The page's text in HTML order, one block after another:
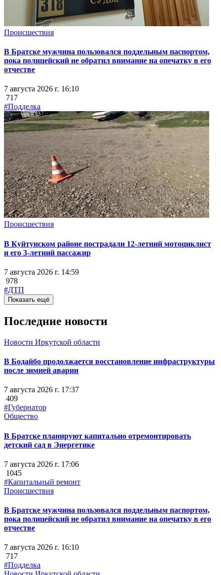
Происшествия
В Братске мужчина пользовался поддельным паспортом,
пока полицейский не обратил внимание на опечатку в его
отчестве
7 августа 2026 г. 16:10
717
#Подделка
Происшествия
В Куйтунском районе пострадали 12-летний мотоциклист
и его 3-летний пассажир
7 августа 2026 г. 14:59
978
#ДТП
Показать ещё
Последние новости
Новости Иркутской области
В Бодайбо продолжается восстановление инфраструктуры
после зимней аварии
7 августа 2026 г. 17:37
409
#Губернатор
Общество
В Братске планируют капитально отремонтировать
детский сад в Энергетике
7 августа 2026 г. 17:06
1045
#Капитальный ремонт
Происшествия
В Братске мужчина пользовался поддельным паспортом,
пока полицейский не обратил внимание на опечатку в его
отчестве
7 августа 2026 г. 16:10
717
#Подделка